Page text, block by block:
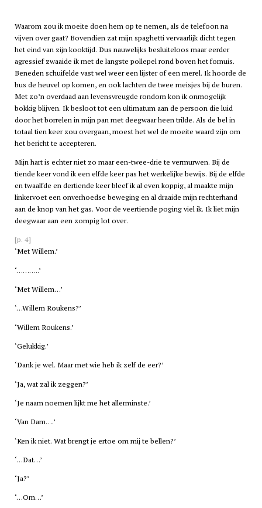
Waarom zou ik moeite doen hem op te nemen, als de telefoon na
vijven over gaat? Bovendien zat mijn spaghetti vervaarlijk dicht tegen
het eind van zijn kooktijd. Dus nauwelijks besluiteloos maar eerder
agressief zwaaide ik met de langste pollepel rond boven het fornuis.
Beneden schuifelde vast wel weer een lijster of een merel. Ik hoorde de
bus de heuvel op komen, en ook lachten de twee meisjes bij de buren.
Met zo’n overdaad aan levensvreugde rondom kon ik onmogelijk
bokkig blijven. Ik besloot tot een ultimatum aan de persoon die luid
door het borrelen in mijn pan met deegwaar heen trilde. Als de bel in
totaal tien keer zou overgaan, moest het wel de moeite waard zijn om
het bericht te accepteren.
Mijn hart is echter niet zo maar een-twee-drie te vermurwen. Bij de
tiende keer vond ik een elfde keer pas het werkelijke bewijs. Bij de elfde
en twaalfde en dertiende keer bleef ik al even koppig, al maakte mijn
linkervoet een onverhoedse beweging en al draaide mijn rechterhand
aan de knop van het gas. Voor de veertiende poging viel ik. Ik liet mijn
deegwaar aan een zompig lot over.
[p. 4]
‘Met Willem.’
‘………..’
‘Met Willem…’
‘…Willem Roukens?’
‘Willem Roukens.’
‘Gelukkig.’
‘Dank je wel. Maar met wie heb ik zelf de eer?’
‘Ja, wat zal ik zeggen?’
‘Je naam noemen lijkt me het allerminste.’
‘Van Dam….’
‘Ken ik niet. Wat brengt je ertoe om mij te bellen?’
‘…Dat…’
‘Ja?’
‘…Om…’